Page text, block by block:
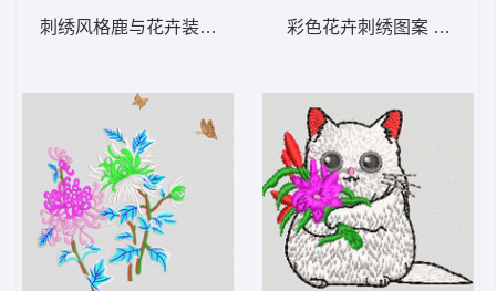
刺绣风格鹿与花卉装饰图案 梅花鹿 汉服彩色花卉刺绣图案 汉服